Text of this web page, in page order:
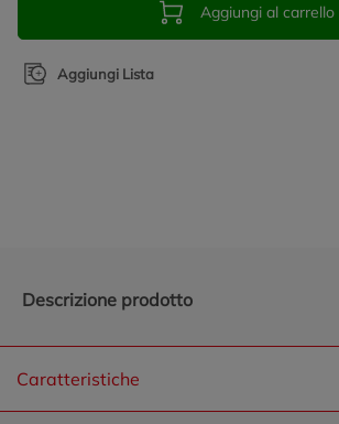
Aggiungi al carrello
Aggiungi Lista
Descrizione prodotto
Caratteristiche